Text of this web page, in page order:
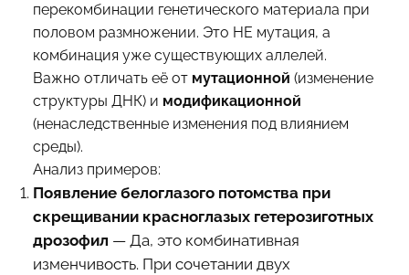
перекомбинации генетического материала при
половом размножении. Это НЕ мутация, а
комбинация уже существующих аллелей.
Важно отличать её от мутационной (изменение
структуры ДНК) и модификационной
(ненаследственные изменения под влиянием
среды).
Анализ примеров:
Появление белоглазого потомства при
скрещивании красноглазых гетерозиготных
дрозофил — Да, это комбинативная
изменчивость. При сочетании двух